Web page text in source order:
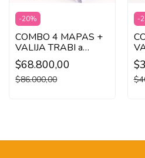
-20%
COMBO 4 MAPAS +
VALIJA TRABI a
elección
$68.800,00
$86.000,00
-